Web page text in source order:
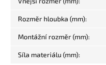
Rozměr hloubka (mm):
Montážní rozměr (mm):
Síla materiálu (mm):